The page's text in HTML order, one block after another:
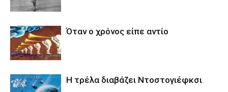
Όταν ο χρόνος είπε αντίο
Η τρέλα διαβάζει Ντοστογιέφκσι